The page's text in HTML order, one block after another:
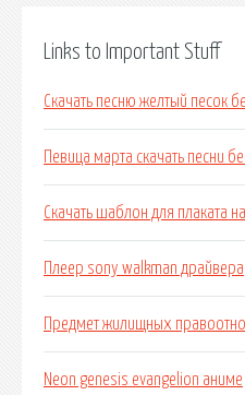
Links to Important Stuff
Скачать песню желтый песок
Певица марта скачать песни
Скачать шаблон для плаката
Плеер sony walkman драйвера
Предмет жилищных
Neon genesis evangelion аниме